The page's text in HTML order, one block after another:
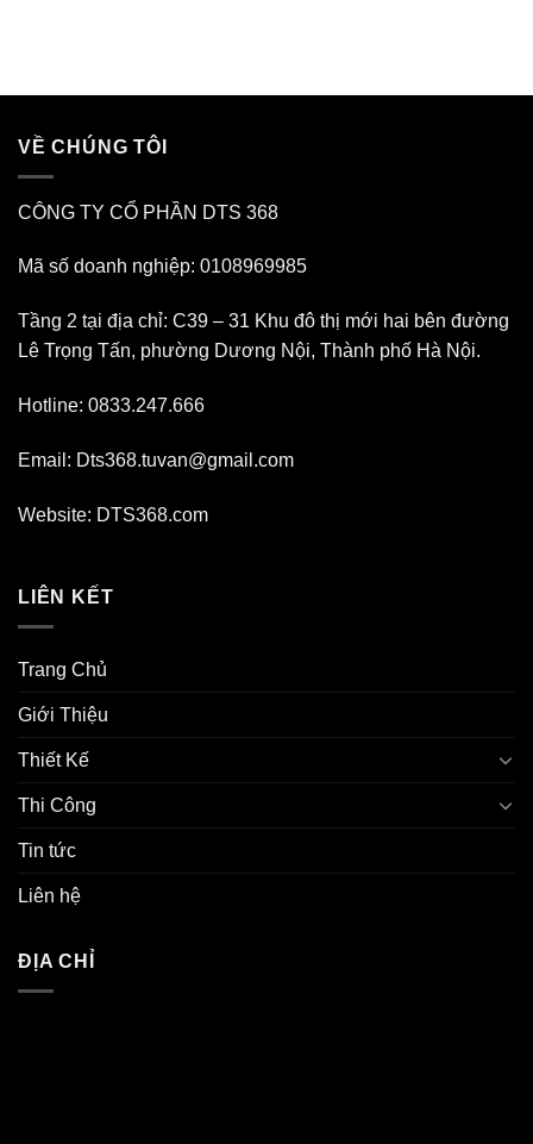
VỀ CHÚNG TÔI
CÔNG TY CỔ PHẦN DTS 368
Mã số doanh nghiệp: 0108969985
Tầng 2 tại địa chỉ: C39 – 31 Khu đô thị mới hai bên đường
Lê Trọng Tấn, phường Dương Nội, Thành phố Hà Nội.
Hotline: 0833.247.666
Email: Dts368.tuvan@gmail.com
Website: DTS368.com
LIÊN KẾT
Trang Chủ
Giới Thiệu
Thiết Kế
Thi Công
Tin tức
Liên hệ
ĐỊA CHỈ